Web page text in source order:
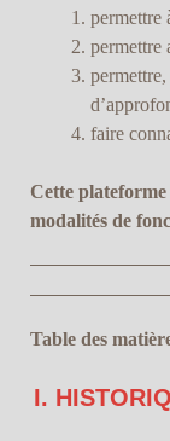
permettre
permettre
faire
Cette plateforme
modalités de
Table des
I.